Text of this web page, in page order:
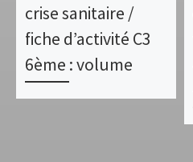
crise sanitaire /
fiche d’activité C3
6ème : volume